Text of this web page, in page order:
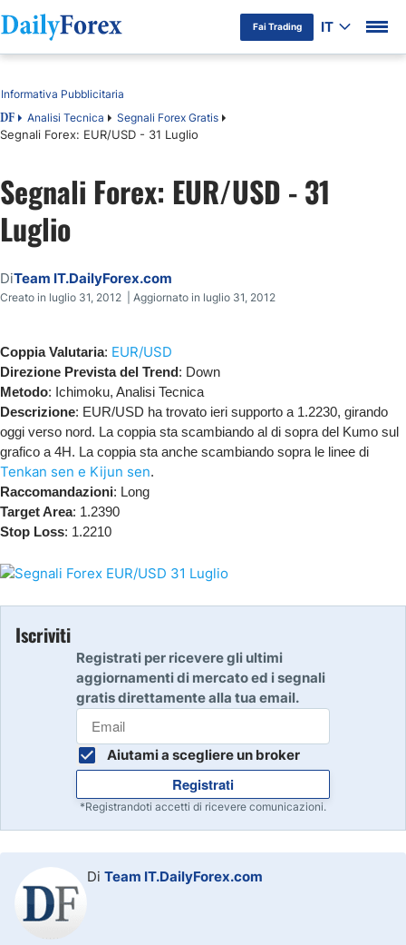
Fai Trading IT
Indice
DF Analisi Tecnica Segnali Forex Gratis
Segnali Forex: EUR/USD - 31 Luglio
Informativa Pubblicitaria
Segnali Forex: EUR/USD - 31
Luglio
DiTeam IT.DailyForex.com
Creato in luglio 31, 2012 | Aggiornato in luglio 31, 2012
Coppia Valutaria: EUR/USD
Direzione Prevista del Trend: Down
Metodo: Ichimoku, Analisi Tecnica
Descrizione: EUR/USD ha trovato ieri supporto a 1.2230, girando
oggi verso nord. La coppia sta scambiando al di sopra del Kumo sul
grafico a 4H. La coppia sta anche scambiando sopra le linee di
Tenkan sen e Kijun sen.
Raccomandazioni: Long
Target Area: 1.2390
Stop Loss: 1.2210
Iscriviti
Registrati per ricevere gli ultimi
aggiornamenti di mercato ed i segnali
gratis direttamente alla tua email.
Aiutami a scegliere un broker
Registrati
*Registrandoti accetti di ricevere comunicazioni.
Di Team IT.DailyForex.com